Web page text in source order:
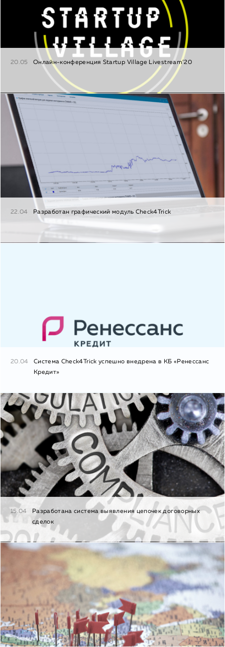
20.05 Онлайн-конференция Startup Village Livestream’20
22.04 Разработан графический модуль Check4Trick
20.04
Система Check4Trick успешно внедрена в КБ «Ренессанс
Кредит»
15.04
Разработана система выявления цепочек договорных
сделок